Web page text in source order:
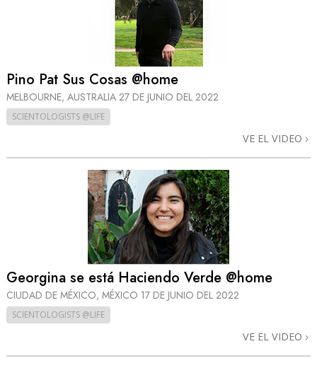
Pino Pat Sus Cosas @home
MELBOURNE, AUSTRALIA 27 DE JUNIO DEL 2022
SCIENTOLOGISTS @LIFE
VE EL VIDEO
Georgina se está Haciendo Verde @home
CIUDAD DE MÉXICO, MÉXICO 17 DE JUNIO DEL 2022
SCIENTOLOGISTS @LIFE
VE EL VIDEO